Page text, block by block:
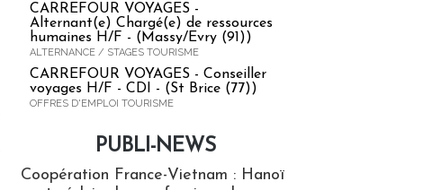
CARREFOUR VOYAGES -
Alternant(e) Chargé(e) de ressources
humaines H/F - (Massy/Evry (91))
ALTERNANCE / STAGES TOURISME
CARREFOUR VOYAGES - Conseiller
voyages H/F - CDI - (St Brice (77))
OFFRES D'EMPLOI TOURISME
PUBLI-NEWS
Coopération France-Vietnam : Hanoï